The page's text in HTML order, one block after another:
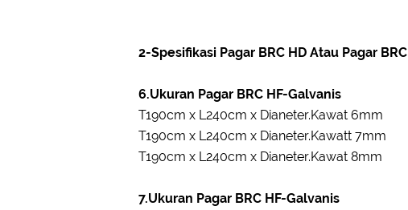
2-Spesifikasi Pagar BRC HD Atau Pagar
6.Ukuran Pagar BRC HF-Galvanis
T190cm x L240cm x Dianeter.Kawat 6mm
T190cm x L240cm x Dianeter.Kawatt 7mm
T190cm x L240cm x Dianeter.Kawat 8mm
7.Ukuran Pagar BRC HF-Galvanis